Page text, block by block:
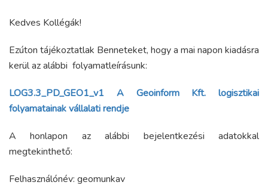
Kedves Kollégák!
Ezúton tájékoztatlak Benneteket, hogy a mai napon kiadásra
kerül az alábbi folyamatleírásunk:
LOG3.3_PD_GEO1_v1 A Geoinform Kft. logisztikai
folyamatainak vállalati rendje
A honlapon az alábbi bejelentkezési adatokkal
megtekinthető:
Felhasználónév: geomunkav